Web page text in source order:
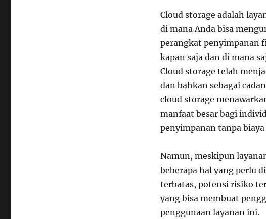
Cloud storage adalah
di mana Anda bisa
perangkat penyimpanan
kapan saja dan di mana
Cloud storage telah
dan bahkan sebagai
cloud storage
manfaat besar bagi
penyimpanan tanpa
Namun, meskipun
beberapa hal yang perlu
terbatas, potensi risiko
yang bisa membuat
penggunaan layanan ini.